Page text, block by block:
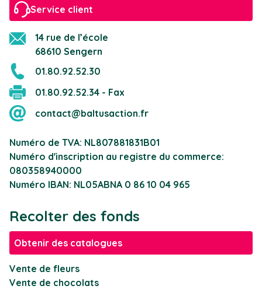
Service client
14 rue de l’école
68610 Sengern
01.80.92.52.30
01.80.92.52.34 - Fax
contact@baltusaction.fr
Numéro de TVA: NL807881831B01
Numéro d'inscription au registre du commerce:
080358940000
Numéro IBAN: NL05ABNA 0 86 10 04 965
Recolter des fonds
Obtenir des catalogues
Vente de fleurs
Vente de chocolats